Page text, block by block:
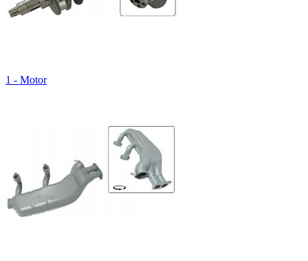
1 - Motor